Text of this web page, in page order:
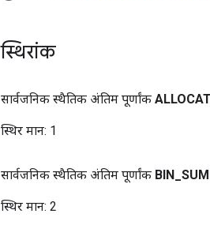
स्थिरांक
सार्वजनिक स्थैतिक अंतिम पूर्णांक
स्थिर मान: 1
सार्वजनिक स्थैतिक अंतिम पूर्णांक BIN
स्थिर मान: 2